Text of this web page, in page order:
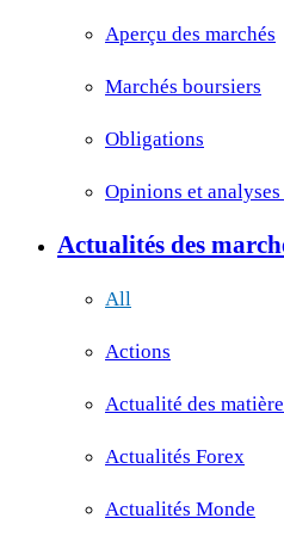
Aperçu des marchés
Marchés boursiers
Obligations
Opinions et
Actualités des
All
Actions
Actualité des
Actualités Forex
Actualités Monde